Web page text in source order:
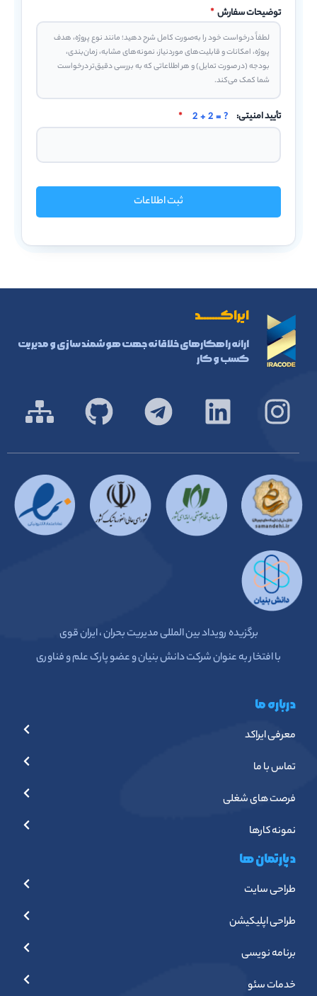
توضیحات سفارش *
تأیید امنیتی: 2 + 2 = ?
*
ثبت اطلاعات
درباره ما
معرفی ایراکد
تماس با ما
فرصت های شغلی
نمونه کارها
دپارتمان ها
طراحی سایت
طراحی اپلیکیشن
برنامه نویسی
خدمات سئو
ایراکـــــــد
ارائه راهکارهای خلاقانه جهت هوشمند سازی و مدیریت
کسب و کار
برگزیده رویداد بین المللی مدیریت بحران ، ایران قوی
با افتخار به عنوان شرکت دانش بنیان و عضو پارک علم و فناوری